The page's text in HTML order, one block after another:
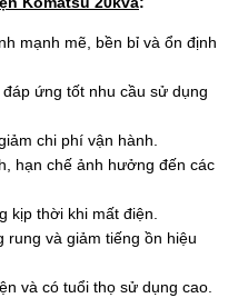
mạnh mẽ, bền bỉ và ổn định
ứng tốt nhu cầu sử dụng
chi phí vận hành.
hạn chế ảnh hưởng đến các
kịp thời khi mất điện.
rung và giảm tiếng ồn hiệu
và có tuổi thọ sử dụng cao.